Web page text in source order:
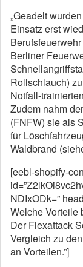
„Geadelt
Einsatz erst
Berliner
Rollschlauch)
Notfall-
Zudem nahm
(FNFW) sie als
für
Waldbrand
[eebl-shopify-
NDIxODk=”
Welche Vorteile
Der Flexattack
Vergleich zu
an Vorteilen.”]